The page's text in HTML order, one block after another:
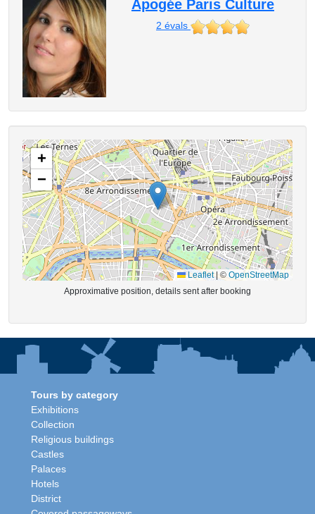
Apogée Paris Culture
2 évals
+
−
Leaflet |©OpenStreetMap
Approximative position, details sent after booking
Tours by category
Exhibitions
Collection
Religious buildings
Castles
Palaces
Hotels
District